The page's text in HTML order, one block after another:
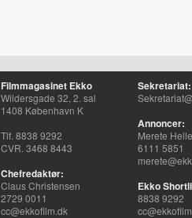
Filmmagasinet Ekko
Wildersgade 32, 2. sal
1408 København K
Tlf. 8838 9292
CVR. 3468 8443
Chefredaktør:
Claus Christensen
2729 0011
cc@ekkofilm.dk
Sekretariat:
Annoncer:
Merete
6111 5851
Ekko
8838 9292